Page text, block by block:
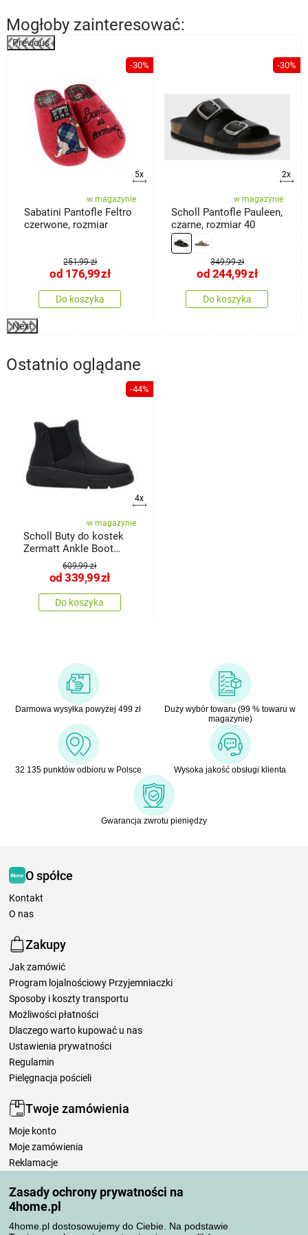
Zasady ochrony prywatności na
4home.pl
4home.pl dostosowujemy do Ciebie. Na podstawie
Mogłoby zainteresować:
Previous
-30%
5x
w magazynie
Sabatini Pantofle Feltro
czerwone, rozmiar
251,99 zł
od 176,99zł
Do koszyka
-30%
2x
w magazynie
Scholl Pantofle Pauleen,
czarne, rozmiar 40
349,99 zł
od 244,99zł
Do koszyka
Next
Ostatnio oglądane
-44%
4x
w magazynie
Scholl Buty do kostek
Zermatt Ankle Boot
609,99 zł
od 339,99zł
Do koszyka
Darmowa wysyłka powyżej 499 zł
Duży wybór towaru (99 % towaru w
magazynie)
32 135 punktów odbioru w Polsce Wysoka jakość obsługi klienta
Gwarancja zwrotu pieniędzy
O spółce
Kontakt
O nas
Zakupy
Jak zamówić
Program lojalnościowy Przyjemniaczki
Sposoby i koszty transportu
Możliwości płatności
Dlaczego warto kupować u nas
Ustawienia prywatności
Regulamin
Pielęgnacja pościeli
Twoje zamówienia
Moje konto
Moje zamówienia
Reklamacje
Zasady przetwarzania recenzji
Sposoby transportu